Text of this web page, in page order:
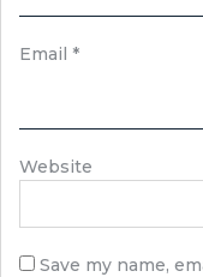
Email *
Website
Save my name,